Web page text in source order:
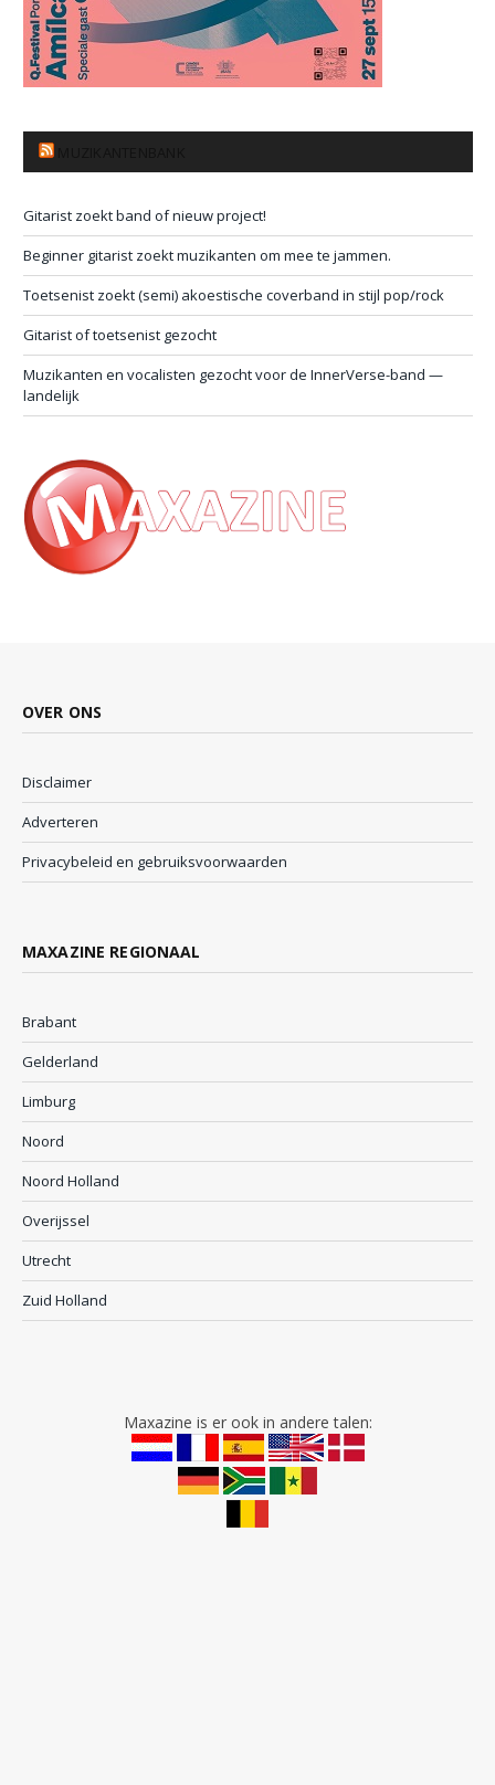
Gitarist zoekt band of nieuw project!
Beginner gitarist zoekt muzikanten om mee te jammen.
Toetsenist zoekt (semi) akoestische coverband in stijl pop/rock
Gitarist of toetsenist gezocht
Muzikanten en vocalisten gezocht voor de InnerVerse-band —
landelijk
OVER ONS
Disclaimer
Adverteren
Privacybeleid en gebruiksvoorwaarden
MAXAZINE REGIONAAL
Brabant
Gelderland
Limburg
Noord
Noord Holland
Overijssel
Utrecht
Zuid Holland
Maxazine is er ook in andere talen: